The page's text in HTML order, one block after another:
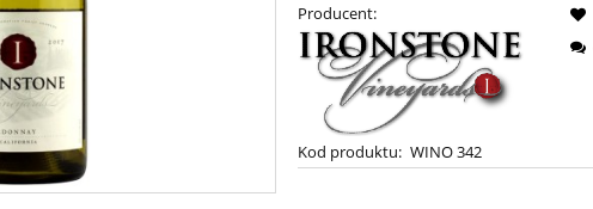
Producent:
Kod produktu: WINO 342